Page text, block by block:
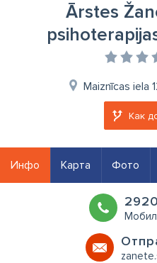
Ārstes
Maiznīcas iela
Как
Инфо Карта Фото